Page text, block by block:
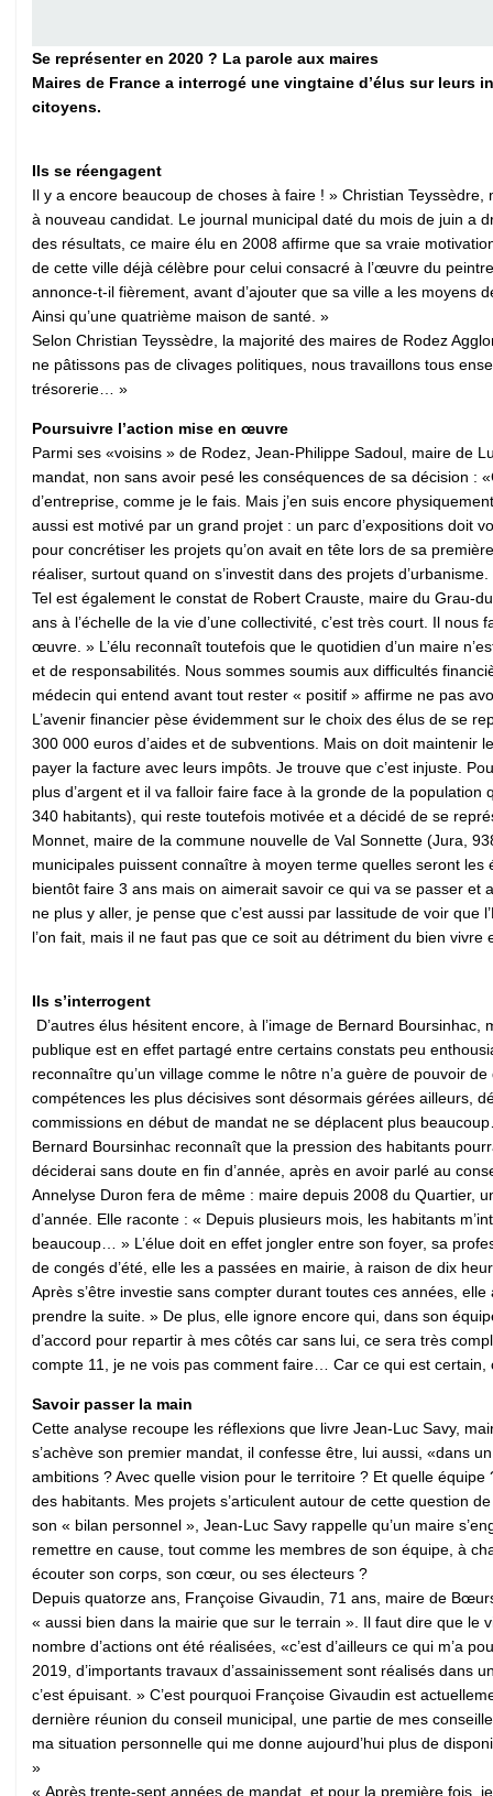
Se représenter en 2020 ? La parole aux maires
Maires de France a interrogé une vingtaine d’élus sur leurs
citoyens.
Ils se réengagent
Il y a encore beaucoup de choses à faire ! » Christian
à nouveau candidat. Le journal municipal daté du mois de juin a
des résultats, ce maire élu en 2008 affirme que sa vraie
de cette ville déjà célèbre pour celui consacré à l’œuvre du
annonce-t-il fièrement, avant d’ajouter que sa ville a les moyens
Ainsi qu’une quatrième maison de santé. »
Selon Christian Teyssèdre, la majorité des maires de Rodez
ne pâtissons pas de clivages politiques, nous travaillons tous
trésorerie… »
Poursuivre l’action mise en œuvre
Parmi ses «voisins » de Rodez, Jean-Philippe Sadoul, maire de
mandat, non sans avoir pesé les conséquences de sa décision :
d’entreprise, comme je le fais. Mais j’en suis encore
aussi est motivé par un grand projet : un parc d’expositions doit
pour concrétiser les projets qu’on avait en tête lors de sa
réaliser, surtout quand on s’investit dans des projets d’urbanisme.
Tel est également le constat de Robert Crauste, maire du Grau-
ans à l’échelle de la vie d’une collectivité, c’est très court. Il
œuvre. » L’élu reconnaît toute­fois que le quotidien d’un maire
et de responsabilités. Nous sommes soumis aux difficultés
médecin qui entend avant tout rester « positif » affirme ne pas
L’avenir financier pèse évidemment sur le choix des élus de se
300 000 euros d’aides et de subventions. Mais on doit maintenir
payer la facture avec leurs impôts. Je trouve que c’est injuste.
plus d’argent et il va falloir faire face à la gronde de la
340 habitants), qui reste toutefois motivée et a décidé de se
Monnet, maire de la commune nouvelle de Val Sonnette (Jura,
municipales puissent connaître à moyen terme quelles seront
bientôt faire 3 ans mais on aimerait savoir ce qui va se passer et
ne plus y aller, je pense que c’est aussi par lassitude de voir
l’on fait, mais il ne faut pas que ce soit au détriment du bien
Ils s’interrogent
D’autres élus hésitent encore, à l’image de Bernard
publique est en effet partagé entre certains constats peu
reconnaître qu’un village comme le nôtre n’a guère de pouvoir
compétences les plus décisives sont désormais gérées ailleurs,
commissions en début de mandat ne se déplacent plus
Bernard Boursinhac reconnaît que la pression des habitants
déciderai sans doute en fin d’année, après en avoir parlé au
Annelyse Duron fera de même : maire depuis 2008 du Quartier,
d’année. Elle raconte : « Depuis plusieurs mois, les habitants
beaucoup… » L’élue doit en effet jongler entre son foyer, sa
de congés d’été, elle les a passées en mairie, à raison de dix
Après s’être investie sans compter durant toutes ces années,
prendre la suite. » De plus, elle ignore encore qui, dans son
d’accord pour repartir à mes côtés car sans lui, ce sera très
compte 11, je ne vois pas comment faire… Car ce qui est certain,
Savoir passer la main
Cette analyse recoupe les réflexions que livre Jean-Luc Savy,
s’achève son premier mandat, il confesse être, lui aussi, «dans
ambitions ? Avec quelle vision pour le territoire ? Et quelle
des habitants. Mes projets s’articulent autour de cette question
son « bilan personnel », Jean-Luc Savy rappelle qu’un maire
remettre en cause, tout comme les membres de son équipe, à
écouter son corps, son cœur, ou ses électeurs ?
Depuis quatorze ans, Françoise Givaudin, 71 ans, maire de
« aussi bien dans la mairie que sur le terrain ». Il faut dire que
nombre d’actions ont été réalisées, «c’est d’ailleurs ce qui m’a
2019, d’importants travaux d’assainissement sont réalisés dans
c’est épuisant. » C’est pourquoi Françoise Givaudin est
dernière réunion du conseil municipal, une partie de mes
ma situation personnelle qui me donne aujourd’hui plus de
»
« Après trente-sept années de mandat, et pour la première fois,